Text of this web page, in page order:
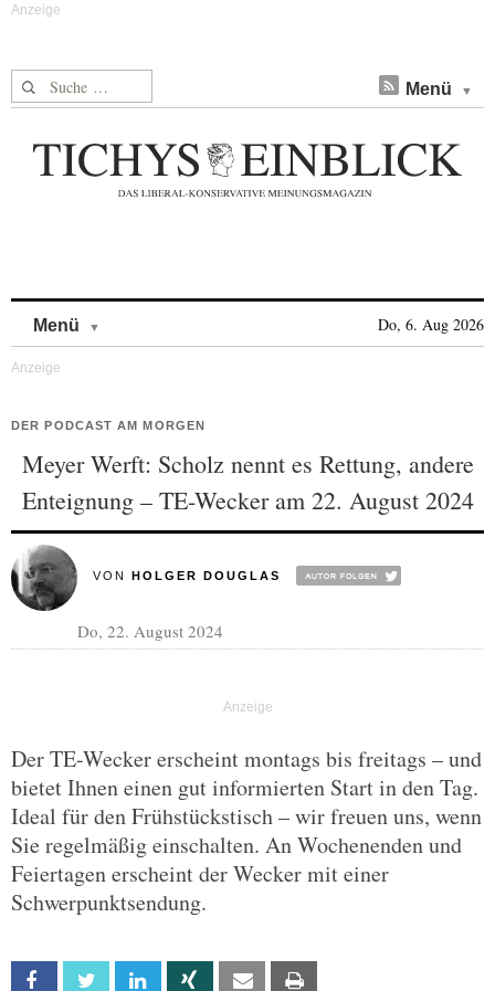
Suche nach: Menü
Menü Do, 6. Aug 2026
DER PODCAST AM MORGEN
Meyer Werft: Scholz nennt es Rettung, andere
Enteignung – TE-Wecker am 22. August 2024
VON HOLGER DOUGLAS
Do, 22. August 2024
Der TE-Wecker erscheint montags bis freitags – und
bietet Ihnen einen gut informierten Start in den Tag.
Ideal für den Frühstückstisch – wir freuen uns, wenn
Sie regelmäßig einschalten. An Wochenenden und
Feiertagen erscheint der Wecker mit einer
Schwerpunktsendung.
Facebook Twitter Linkedin Xing Email